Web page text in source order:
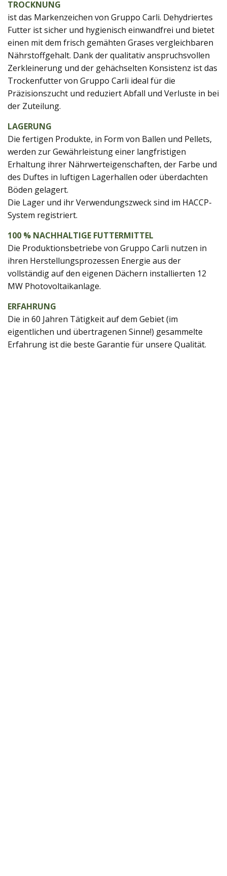
TROCKNUNG
ist das Markenzeichen von Gruppo Carli. Dehydriertes
Futter ist sicher und hygienisch einwandfrei und bietet
einen mit dem frisch gemähten Grases vergleichbaren
Nährstoffgehalt. Dank der qualitativ anspruchsvollen
Zerkleinerung und der gehächselten Konsistenz ist das
Trockenfutter von Gruppo Carli ideal für die
Präzisionszucht und reduziert Abfall und Verluste in bei
der Zuteilung.
LAGERUNG
Die fertigen Produkte, in Form von Ballen und Pellets,
werden zur Gewährleistung einer langfristigen
Erhaltung ihrer Nährwerteigenschaften, der Farbe und
des Duftes in luftigen Lagerhallen oder überdachten
Böden gelagert.
Die Lager und ihr Verwendungszweck sind im HACCP-
System registriert.
100 % NACHHALTIGE FUTTERMITTEL
Die Produktionsbetriebe von Gruppo Carli nutzen in
ihren Herstellungsprozessen Energie aus der
vollständig auf den eigenen Dächern installierten 12
MW Photovoltaikanlage.
ERFAHRUNG
Die in 60 Jahren Tätigkeit auf dem Gebiet (im
eigentlichen und übertragenen Sinne!) gesammelte
Erfahrung ist die beste Garantie für unsere Qualität.